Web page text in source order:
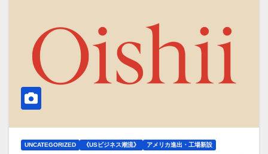
UNCATEGORIZED 《USビジネス潮流》 アメリカ進出・工場新設